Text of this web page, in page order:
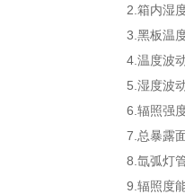
2.箱内湿
3.黑板温
4.温度波
5.湿度波
6.辐照强
7.总暴露
8.氙弧灯
9.辐照度